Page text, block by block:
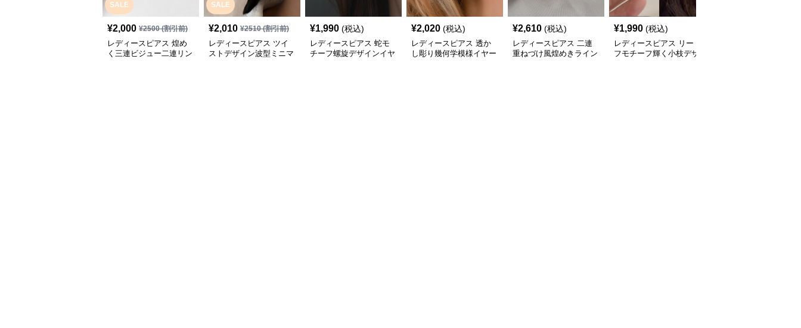
SALE
¥2,000 ¥2500(割引前)
レディースピアス 煌め
く三連ビジュー二連リン
SALE
¥2,010 ¥2510(割引前)
レディースピアス ツイ
ストデザイン波型ミニマ
¥1,990 (税込)
レディースピアス 蛇モ
チーフ螺旋デザインイヤ
¥2,020 (税込)
レディースピアス 透か
し彫り幾何学模様イヤー
¥2,610 (税込)
レディースピアス 二連
重ねづけ風煌めきライン
¥1,990 (税込)
レディースピアス リー
フモチーフ輝く小枝デザ